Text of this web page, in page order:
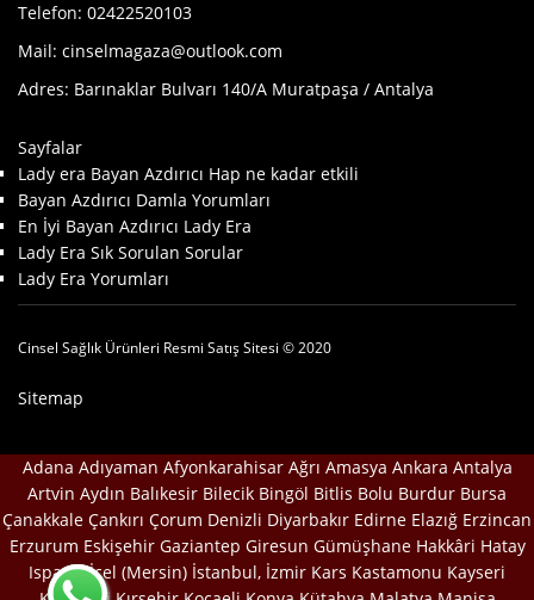
Telefon: 02422520103
Mail: cinselmagaza@outlook.com
Adres: Barınaklar Bulvarı 140/A Muratpaşa / Antalya
Sayfalar
Lady era Bayan Azdırıcı Hap ne kadar etkili
Bayan Azdırıcı Damla Yorumları
En İyi Bayan Azdırıcı Lady Era
Lady Era Sık Sorulan Sorular
Lady Era Yorumları
Cinsel Sağlık Ürünleri Resmi Satış Sitesi © 2020
Sitemap
Adana Adıyaman Afyonkarahisar Ağrı Amasya Ankara Antalya
Artvin Aydın Balıkesir Bilecik Bingöl Bitlis Bolu Burdur Bursa
Çanakkale Çankırı Çorum Denizli Diyarbakır Edirne Elazığ Erzincan
Erzurum Eskişehir Gaziantep Giresun Gümüşhane Hakkâri Hatay
Isparta İçel (Mersin) İstanbul, İzmir Kars Kastamonu Kayseri